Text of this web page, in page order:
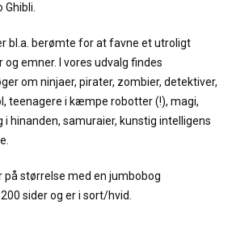
bl.a. berømte for at favne et utroligt
emner. I vores udvalg findes
om ninjaer, pirater, zombier, detektiver,
teenagere i kæmpe robotter (!), magi,
hinanden, samuraier, kunstig intelligens
på størrelse med en jumbobog
sider og er i sort/hvid.